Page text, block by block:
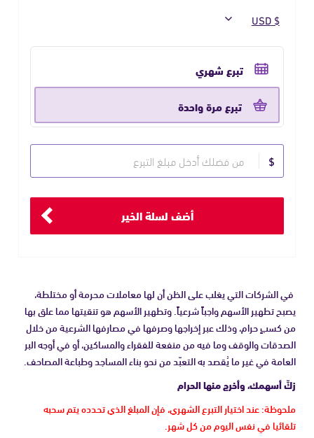
في الشركات التي يغلب على الظن أن لها معاملات محرمة أو مختلطة،
يصبح تطهير الأسهم واجباً شرعياً. وتطهير الأسهم هو تنقيتها مما علق بها
من كسبٍ حرام، وذلك عبر إخراجها وصرفها في مصارفها الشرعية من خلال
الصدقات والوقف وما فيه من منفعة للفقراء والمساكين، أو في أوجه البر
العامة في غير ما يُقصد به التعبّد من نحو بناء المساجد وطباعة المصاحف.
زكِّ أسهمك، وأخرج منها الحرام
ملحوظة: عند اختيار التبرع الشهري، فإن المبلغ الذي تحدده يتم سحبه
تلقائيا في نفس اليوم من كل شهر.
حدد
تكرار
التبرع
تبرع شهري
تبرع مرة واحدة
حدد
مبلغ
التبرع
$
أضف لسلة الخير